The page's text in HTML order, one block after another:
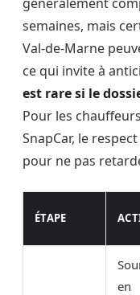
semaines, mais
Val-de-Marne
ce qui invite à
est rare si le
Pour les
SnapCar, le
pour ne pas
ÉTAPE
en